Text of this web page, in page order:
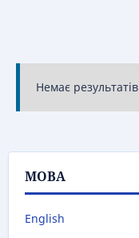
Немає результатів
МОВА
English